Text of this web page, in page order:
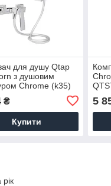
для душу Qtap
з душовим
Chrome (k35)
₴
Купити
+
5